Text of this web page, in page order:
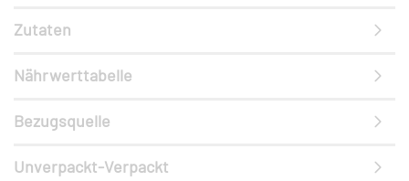
Zutaten
Nährwerttabelle
Bezugsquelle
Unverpackt-Verpackt